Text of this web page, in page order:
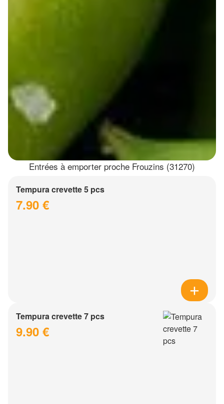
Entrées à emporter proche Frouzins (31270)
Tempura crevette 5 pcs
7.90 €
Tempura crevette 7 pcs
9.90 €